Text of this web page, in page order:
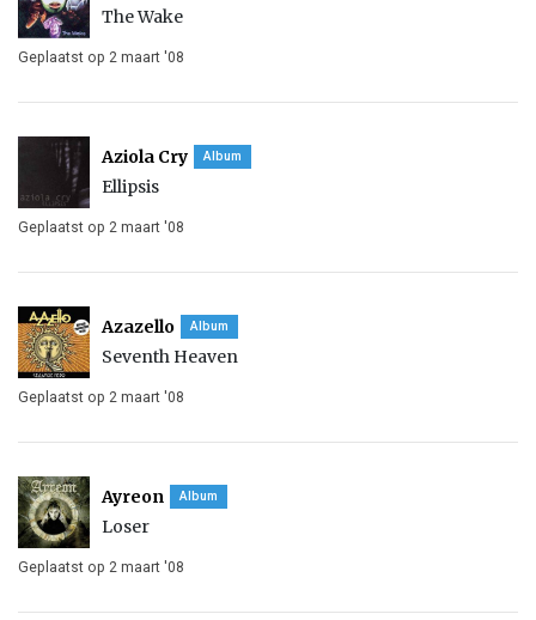
The Wake
Geplaatst op 2 maart '08
Aziola Cry Album
Ellipsis
Geplaatst op 2 maart '08
Azazello Album
Seventh Heaven
Geplaatst op 2 maart '08
Ayreon Album
Loser
Geplaatst op 2 maart '08